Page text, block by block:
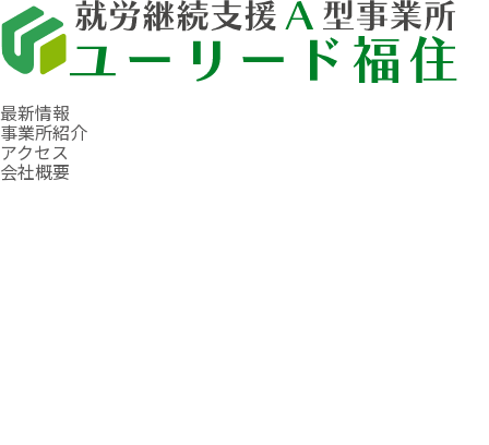
最新情報
事業所紹介
アクセス
会社概要